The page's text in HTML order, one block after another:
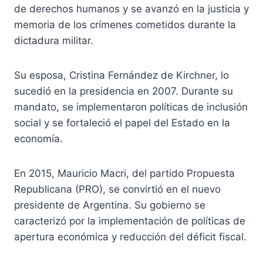
de derechos humanos y se avanzó en la justicia y
memoria de los crímenes cometidos durante la
dictadura militar.
Su esposa, Cristina Fernández de Kirchner, lo
sucedió en la presidencia en 2007. Durante su
mandato, se implementaron políticas de inclusión
social y se fortaleció el papel del Estado en la
economía.
En 2015, Mauricio Macri, del partido Propuesta
Republicana (PRO), se convirtió en el nuevo
presidente de Argentina. Su gobierno se
caracterizó por la implementación de políticas de
apertura económica y reducción del déficit fiscal.